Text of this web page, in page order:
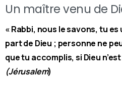
Un maître venu de
« Rabbi, nous le savons, tu
part de Dieu ; personne ne
que tu accomplis, si Dieu
(Jérusalem)